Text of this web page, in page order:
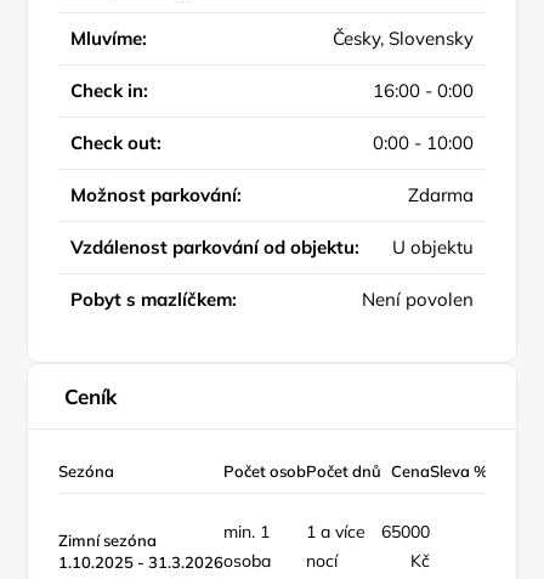
Mluvíme: Česky, Slovensky
Check in: 16:00 - 0:00
Check out: 0:00 - 10:00
Možnost parkování: Zdarma
Vzdálenost parkování od objektu: U objektu
Pobyt s mazlíčkem: Není povolen
Ceník
Sezóna Počet osobPočet dnů CenaSleva %
Zimní sezóna
1.10.2025 - 31.3.2026
min. 1
osoba
1 a více
nocí
65000
Kč